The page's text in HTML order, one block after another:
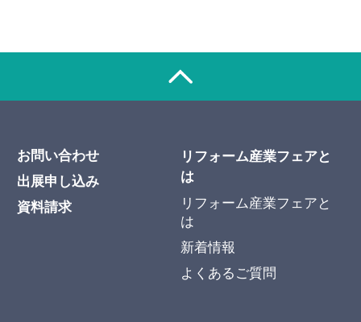
お問い合わせ
出展申し込み
資料請求
リフォーム産業フェアと
は
リフォーム産業フェアと
は
新着情報
よくあるご質問